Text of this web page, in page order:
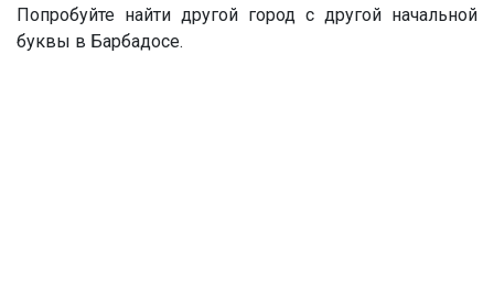
Попробуйте найти другой город с другой начальной
буквы в Барбадосе.